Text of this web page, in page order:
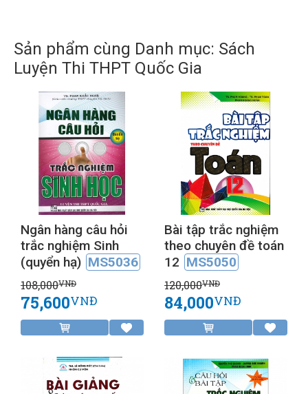
Sản phẩm cùng Danh mục: Sách
Luyện Thi THPT Quốc Gia
Ngân hàng câu hỏi
trắc nghiệm Sinh
(quyển hạ) MS5036
108,000VNĐ
75,600VNĐ
Bài tập trắc nghiệm
theo chuyên đề toán
12 MS5050
120,000VNĐ
84,000VNĐ